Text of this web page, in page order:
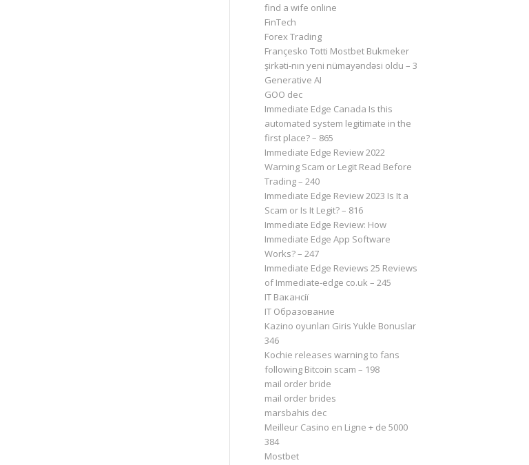
find a wife online
FinTech
Forex Trading
Françesko Totti Mostbet Bukmeker
şirkəti-nın yeni nümayəndəsi oldu – 3
Generative AI
GOO dec
Immediate Edge Canada Is this
automated system legitimate in the
first place? – 865
Immediate Edge Review 2022
Warning Scam or Legit Read Before
Trading – 240
Immediate Edge Review 2023 Is It a
Scam or Is It Legit? – 816
Immediate Edge Review: How
Immediate Edge App Software
Works? – 247
Immediate Edge Reviews 25 Reviews
of Immediate-edge co.uk – 245
IT Вакансії
IT Образование
Kazino oyunları Giris Yukle Bonuslar
346
Kochie releases warning to fans
following Bitcoin scam – 198
mail order bride
mail order brides
marsbahis dec
Meilleur Casino en Ligne + de 5000
384
Mostbet